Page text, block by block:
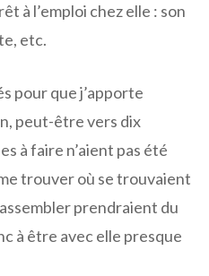
à l’emploi chez elle : son
etc.
pour que j’apporte
peut-être vers dix
à faire n’aient pas été
trouver où se trouvaient
prendraient du
à être avec elle presque